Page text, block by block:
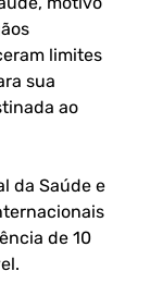
limites
sua
ao
da Saúde e
de 10